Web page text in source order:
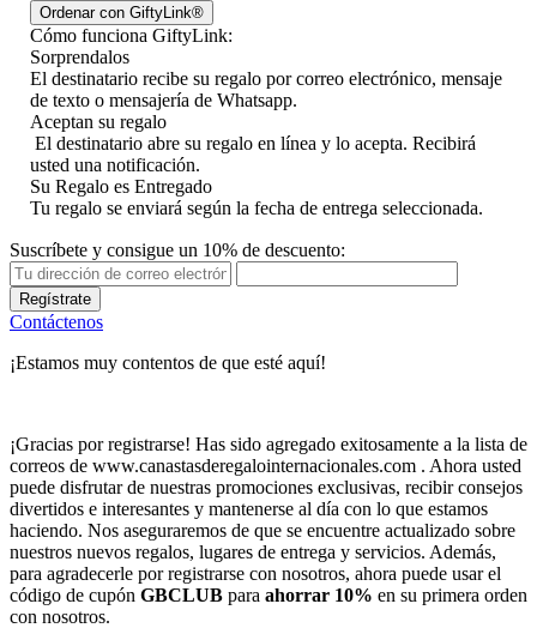
Cómo funciona GiftyLink:
Sorprendalos
El destinatario recibe su regalo por correo electrónico, mensaje
de texto o mensajería de Whatsapp.
Aceptan su regalo
El destinatario abre su regalo en línea y lo acepta. Recibirá
usted una notificación.
Su Regalo es Entregado
Tu regalo se enviará según la fecha de entrega seleccionada.
Suscríbete y consigue un 10% de descuento:
Regístrate
Contáctenos
¡Estamos muy contentos de que esté aquí!
¡Gracias por registrarse! Has sido agregado exitosamente a la lista de
correos de www.canastasderegalointernacionales.com . Ahora usted
puede disfrutar de nuestras promociones exclusivas, recibir consejos
divertidos e interesantes y mantenerse al día con lo que estamos
haciendo. Nos aseguraremos de que se encuentre actualizado sobre
nuestros nuevos regalos, lugares de entrega y servicios. Además,
para agradecerle por registrarse con nosotros, ahora puede usar el
código de cupón GBCLUB para ahorrar 10% en su primera orden
con nosotros.